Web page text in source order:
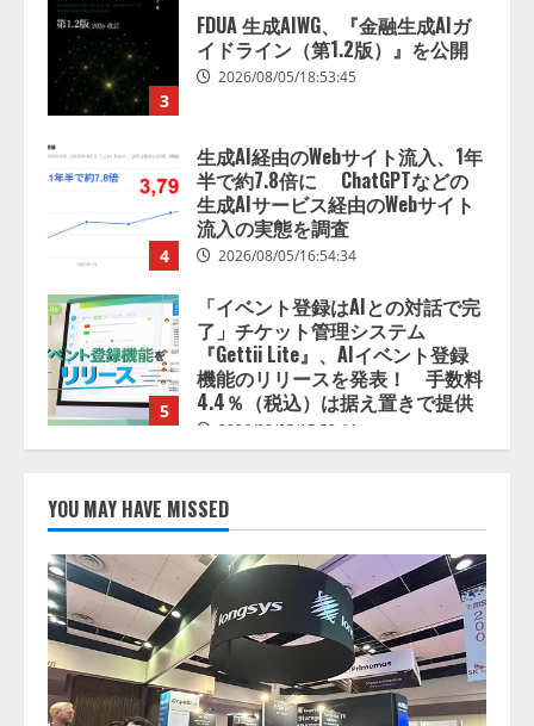
4
半で約7.8倍に ChatGPTなどの
生成AIサービス経由のWebサイト
流入の実態を調査
5
「イベント登録はAIとの対話で完
了」チケット管理システム
『Gettii Lite』、AIイベント登録
機能のリリースを発表！ 手数料
4.4％（税込）は据え置きで提供
1
PeopleX、『AI面接の教科書——
人と人がより良く出会うための使
い方』の刊行予定を公開
2026/08/06/09:53:54
2
来を見据え、顧客接点を収益に変
える「Helpfeel Growth」提供開始
2026/08/05/19:53:48
3
FDUA 生成AIWG、『金融生成AIガ
イドライン（第1.2版）』を公開
2026/08/05/18:53:45
YOU MAY HAVE MISSED